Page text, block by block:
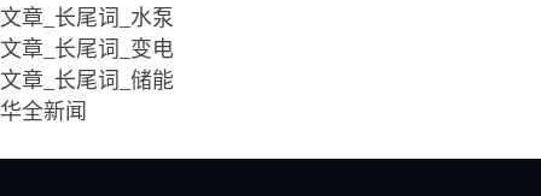
文章_长尾词_水泵
文章_长尾词_变电
文章_长尾词_储能
华全新闻